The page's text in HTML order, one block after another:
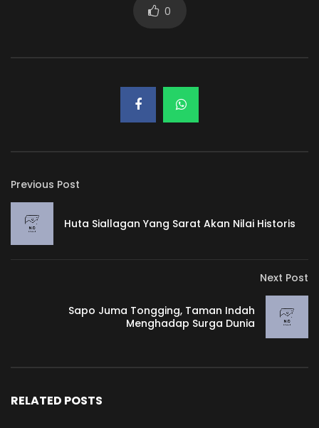
0
Previous Post
Huta Siallagan Yang Sarat Akan Nilai Historis
Next Post
Sapo Juma Tongging, Taman Indah
Menghadap Surga Dunia
RELATED POSTS